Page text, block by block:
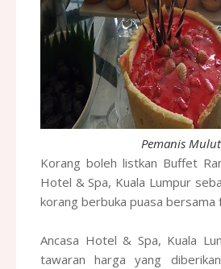
Pemanis Mulut
Korang boleh listkan Buffet
Hotel & Spa, Kuala Lumpur
korang berbuka puasa bersama
Ancasa Hotel & Spa, Kuala
tawaran harga yang